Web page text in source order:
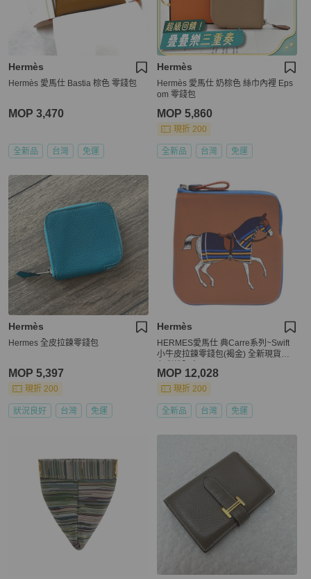
Hermès
Hermès 愛馬仕 Bastia 棕色 零錢包
MOP 3,470
全新品 台灣 免運
Hermès
Hermès 愛馬仕 奶棕色 絲巾內裡 Eps
om 零錢包
MOP 5,860
現折 200
全新品 台灣 免運
Hermès
Hermes 全皮拉鍊零錢包
MOP 5,397
現折 200
狀況良好 台灣 免運
Hermès
HERMES愛馬仕 典Carre系列~Swift
小牛皮拉鍊零錢包(褐金) 全新現貨雙
MOP 12,028
現折 200
全新品 台灣 免運